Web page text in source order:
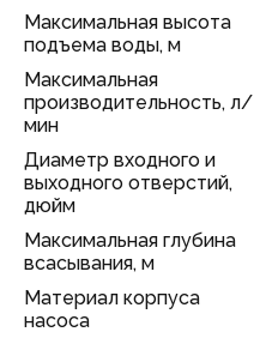
Максимальная высота
подъема воды, м
Максимальная
производительность, л/
мин
Диаметр входного и
выходного отверстий,
дюйм
Максимальная глубина
всасывания, м
Материал корпуса
насоса